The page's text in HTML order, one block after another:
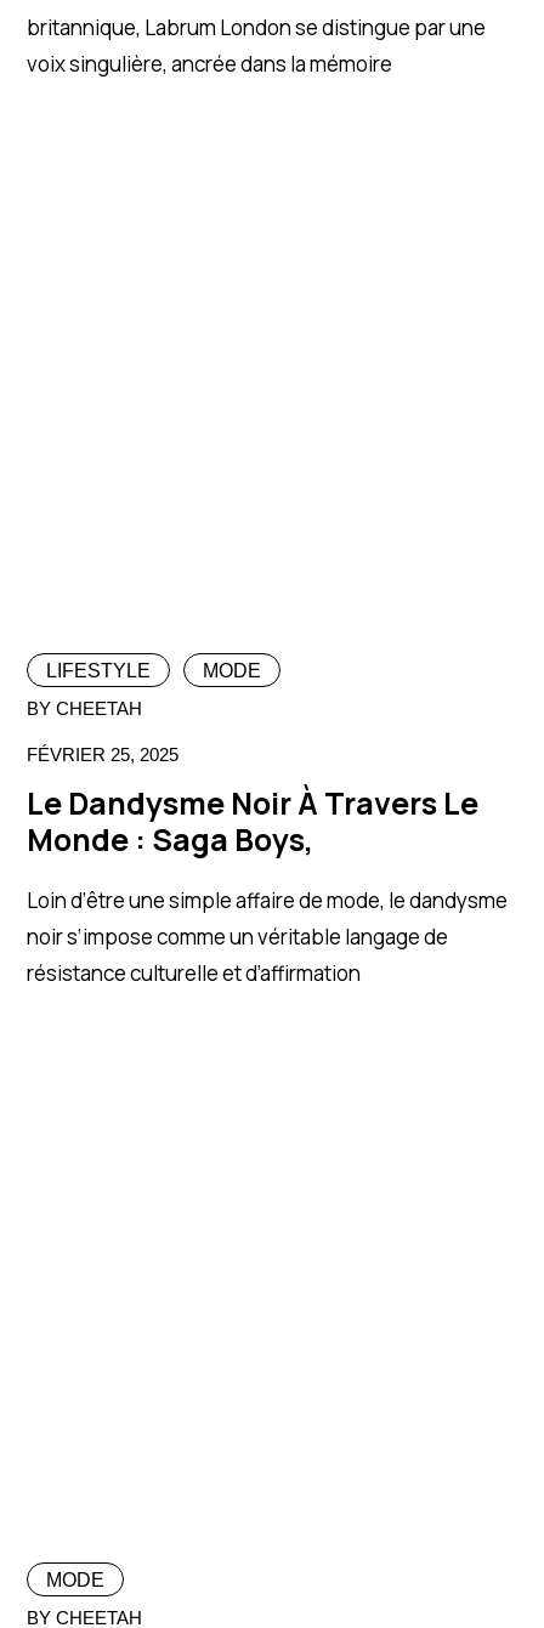
britannique, Labrum London se distingue par une
voix singulière, ancrée dans la mémoire
LIFESTYLE
MODE
BY CHEETAH
FÉVRIER 25, 2025
Le Dandysme Noir À Travers Le
Monde : Saga Boys,
Loin d’être une simple affaire de mode, le dandysme
noir s’impose comme un véritable langage de
résistance culturelle et d’affirmation
MODE
BY CHEETAH